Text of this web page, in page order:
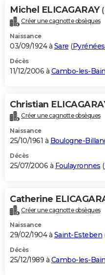
Michel ELICAGARAY
Créer une cagnotte obsèques
Naissance
03/09/1924 à Sare (
Décès
11/12/2006 à Cambo-les-
Christian
Créer une cagnotte obsèques
Naissance
25/10/1961 à Boulogne-
Décès
25/07/2006 à Foulayronnes (
Catherine
Créer une cagnotte obsèques
Naissance
29/02/1904 à Saint-Esteben
Décès
25/12/1989 à Cambo-les-